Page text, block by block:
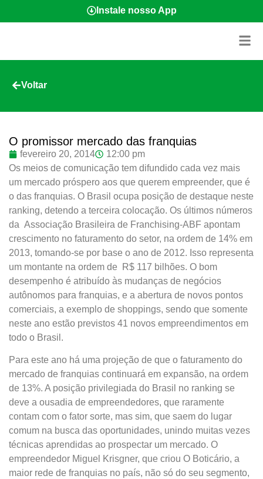
Instale nosso App
Voltar
O promissor mercado das franquias
fevereiro 20, 2014
12:00 pm
Os meios de comunicação tem difundido cada vez mais
um mercado próspero aos que querem empreender, que é
o das franquias. O Brasil ocupa posição de destaque neste
ranking, detendo a terceira colocação. Os últimos números
da Associação Brasileira de Franchising-ABF apontam
crescimento no faturamento do setor, na ordem de 14% em
2013, tomando-se por base o ano de 2012. Isso representa
um montante na ordem de R$ 117 bilhões. O bom
desempenho é atribuído às mudanças de negócios
autônomos para franquias, e a abertura de novos pontos
comerciais, a exemplo de shoppings, sendo que somente
neste ano estão previstos 41 novos empreendimentos em
todo o Brasil.
Para este ano há uma projeção de que o faturamento do
mercado de franquias continuará em expansão, na ordem
de 13%. A posição privilegiada do Brasil no ranking se
deve a ousadia de empreendedores, que raramente
contam com o fator sorte, mas sim, que saem do lugar
comum na busca das oportunidades, unindo muitas vezes
técnicas aprendidas ao prospectar um mercado. O
empreendedor Miguel Krisgner, que criou O Boticário, a
maior rede de franquias no país, não só do seu segmento,